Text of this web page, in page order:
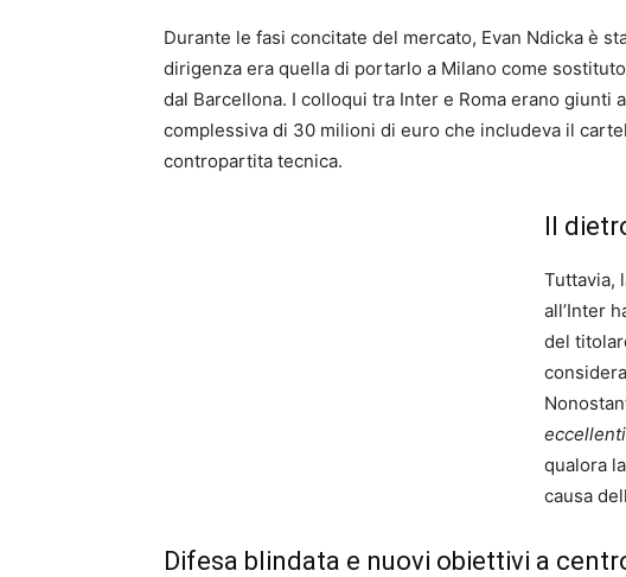
Durante le fasi concitate del mercato, Evan Ndicka è
dirigenza era quella di portarlo a Milano come
dal Barcellona. I colloqui tra Inter e Roma erano giunti
complessiva di 30 milioni di euro che includeva il
contropartita tecnica.
Il
Tuttavia,
all’Inter
del
eccellenti
qualora
causa
Difesa blindata e nuovi obiettivi a